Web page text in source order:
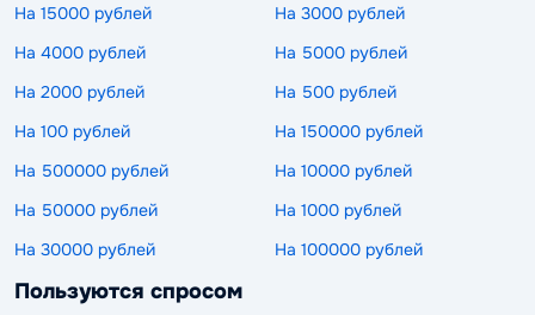
На 15000 рублей
На 3000 рублей
На 4000 рублей
На 5000 рублей
На 2000 рублей
На 500 рублей
На 100 рублей
На 150000 рублей
На 500000 рублей
На 10000 рублей
На 50000 рублей
На 1000 рублей
На 30000 рублей
На 100000 рублей
Пользуются спросом